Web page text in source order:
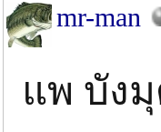
mr-man
แพ บัง